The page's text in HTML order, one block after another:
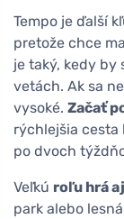
Tempo je ďalší
pretože chce
je taký, kedy by
vetách. Ak sa
vysoké. Začať
rýchlejšia cesta
po dvoch
Veľkú roľu hrá
park alebo